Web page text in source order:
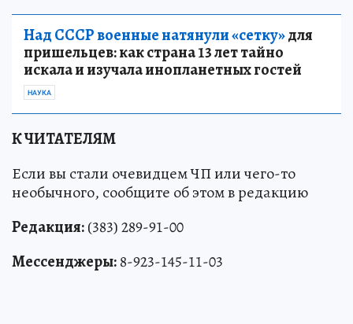
Над СССР военные натянули «сетку»для
пришельцев: как страна 13 лет тайно
искала и изучала инопланетных гостей
НАУКА
К ЧИТАТЕЛЯМ
Если вы стали очевидцем ЧП или чего-то
необычного, сообщите об этом в редакцию
Редакция:(383) 289-91-00
Мессенджеры:8-923-145-11-03